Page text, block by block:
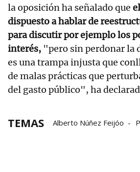
la oposición ha señalado que
dispuesto a hablar de
para discutir por ejemplo los
interés, "pero sin perdonar la
es una trampa injusta que
de malas prácticas que
del gasto público", ha
TEMAS Alberto Núñez Feijóo